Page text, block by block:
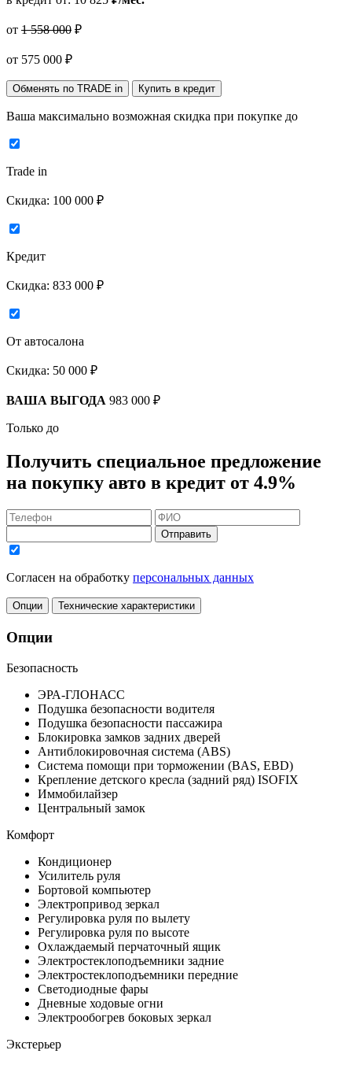
от 1 558 000 ₽
от 575 000 ₽
Обменять по TRADE in Купить в кредит
Ваша максимально возможная скидка при покупке до
Trade in
Скидка: 100 000 ₽
Кредит
Скидка: 833 000 ₽
От автосалона
Скидка: 50 000 ₽
ВАША ВЫГОДА 983 000 ₽
Только до
Получить специальное предложение
на покупку авто в кредит от 4.9%
Отправить
Согласен на обработку персональных данных
Опции Технические характеристики
Опции
Безопасность
ЭРА-ГЛОНАСС
Подушка безопасности водителя
Подушка безопасности пассажира
Блокировка замков задних дверей
Антиблокировочная система (ABS)
Система помощи при торможении (BAS, EBD)
Крепление детского кресла (задний ряд) ISOFIX
Иммобилайзер
Центральный замок
Комфорт
Кондиционер
Усилитель руля
Бортовой компьютер
Электропривод зеркал
Регулировка руля по вылету
Регулировка руля по высоте
Охлаждаемый перчаточный ящик
Электростеклоподъемники задние
Электростеклоподъемники передние
Светодиодные фары
Дневные ходовые огни
Электрообогрев боковых зеркал
Экстерьер